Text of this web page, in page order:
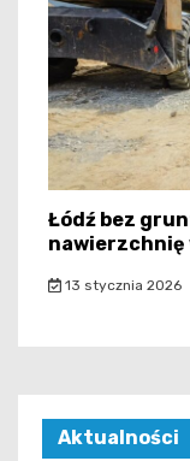
Łódź bez
nawierzchnię
13 stycznia 2026
Aktualności